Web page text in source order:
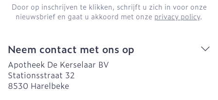
Door op inschrijven te klikken, schrijft u zich in voor onze
nieuwsbrief en gaat u akkoord met onze privacy policy.
Neem contact met ons op
Apotheek De Kerselaar BV
Stationsstraat 32
8530 Harelbeke